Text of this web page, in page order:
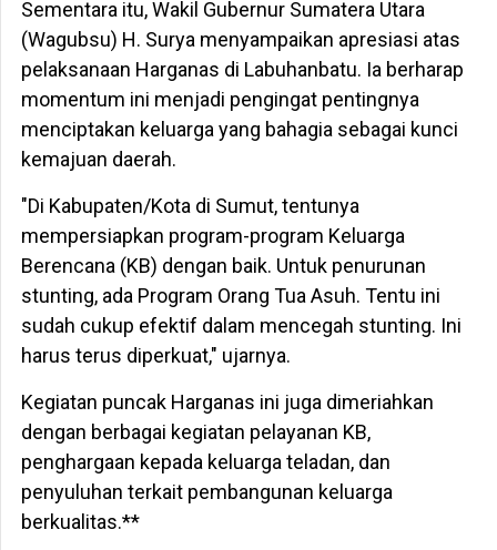
Sementara itu, Wakil Gubernur Sumatera Utara
(Wagubsu) H. Surya menyampaikan apresiasi atas
pelaksanaan Harganas di Labuhanbatu. Ia berharap
momentum ini menjadi pengingat pentingnya
menciptakan keluarga yang bahagia sebagai kunci
kemajuan daerah.
"Di Kabupaten/Kota di Sumut, tentunya
mempersiapkan program-program Keluarga
Berencana (KB) dengan baik. Untuk penurunan
stunting, ada Program Orang Tua Asuh. Tentu ini
sudah cukup efektif dalam mencegah stunting. Ini
harus terus diperkuat," ujarnya.
Kegiatan puncak Harganas ini juga dimeriahkan
dengan berbagai kegiatan pelayanan KB,
penghargaan kepada keluarga teladan, dan
penyuluhan terkait pembangunan keluarga
berkualitas.**